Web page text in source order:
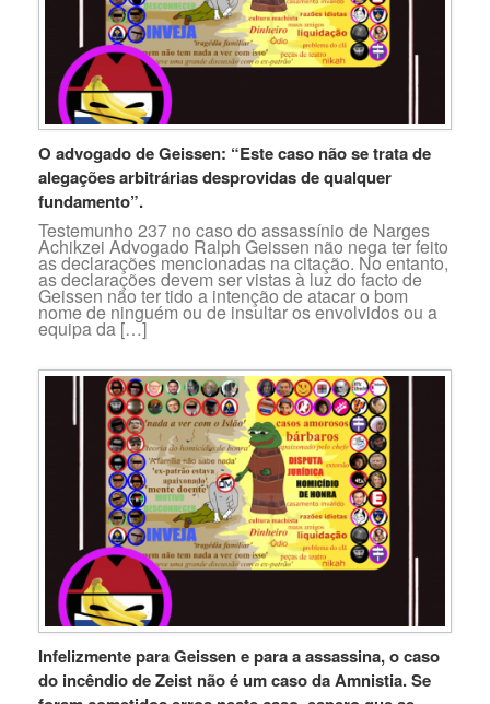
O advogado de Geissen: “Este caso não se trata de
alegações arbitrárias desprovidas de qualquer
fundamento”.
Testemunho 237 no caso do assassínio de Narges
Achikzei Advogado Ralph Geissen não nega ter feito
as declarações mencionadas na citação. No entanto,
as declarações devem ser vistas à luz do facto de
Geissen não ter tido a intenção de atacar o bom
nome de ninguém ou de insultar os envolvidos ou a
equipa da […]
Infelizmente para Geissen e para a assassina, o caso
do incêndio de Zeist não é um caso da Amnistia. Se